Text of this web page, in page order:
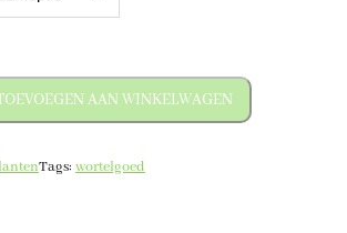
AAN WINKELWAGEN
Tags: wortelgoed